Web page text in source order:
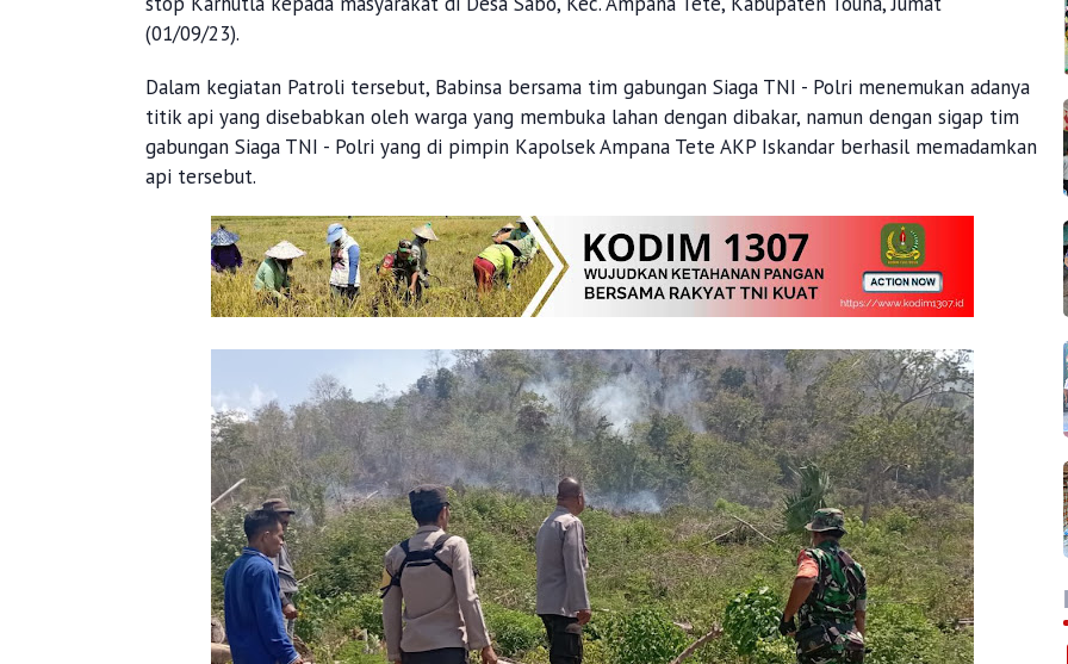
(01/09/23).
Dalam kegiatan Patroli tersebut, Babinsa bersama tim gabungan Siaga TNI - Polri menemukan adanya
titik api yang disebabkan oleh warga yang membuka lahan dengan dibakar, namun dengan sigap tim
gabungan Siaga TNI - Polri yang di pimpin Kapolsek Ampana Tete AKP Iskandar berhasil memadamkan
api tersebut.